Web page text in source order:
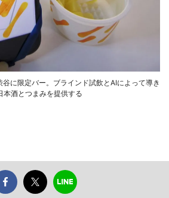
に限定バー。ブラインド試飲とAIによって導き
本酒とつまみを提供する